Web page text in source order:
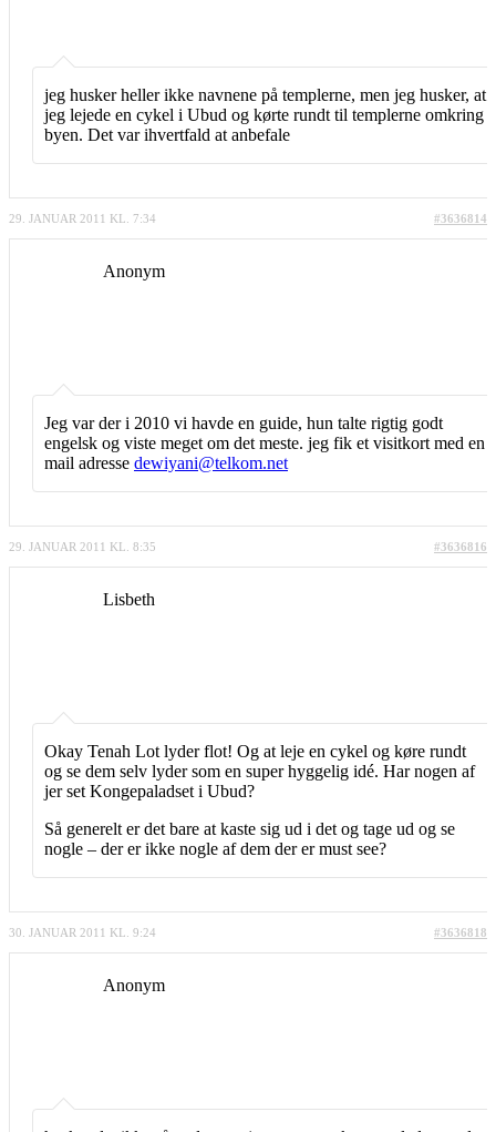
jeg husker heller ikke navnene på templerne, men jeg husker, at
jeg lejede en cykel i Ubud og kørte rundt til templerne omkring
byen. Det var ihvertfald at anbefale
29. JANUAR 2011 KL. 7:34 #3636814
Anonym
Jeg var der i 2010 vi havde en guide, hun talte rigtig godt
engelsk og viste meget om det meste. jeg fik et visitkort med en
mail adresse dewiyani@telkom.net
29. JANUAR 2011 KL. 8:35 #3636816
Lisbeth
Okay Tenah Lot lyder flot! Og at leje en cykel og køre rundt
og se dem selv lyder som en super hyggelig idé. Har nogen af
jer set Kongepaladset i Ubud?
Så generelt er det bare at kaste sig ud i det og tage ud og se
nogle – der er ikke nogle af dem der er must see?
30. JANUAR 2011 KL. 9:24 #3636818
Anonym